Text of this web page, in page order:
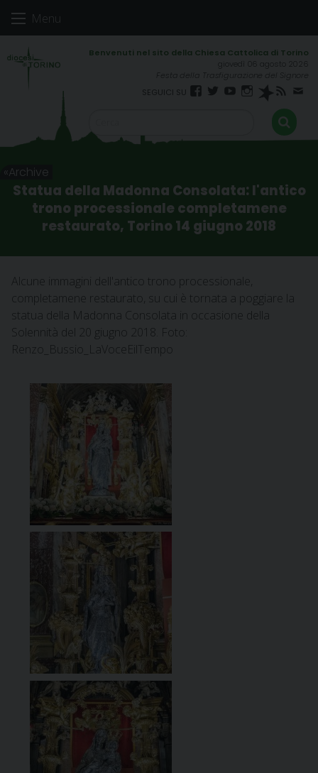
Menu
giovedì 06 agosto 2026
Festa della Trasfigurazione del Signore
Facebook
TwitterYouTube
Instagram
Spreaker
RSS
FEED
Archive
Statua della Madonna Consolata: l'antico
trono processionale completamene
restaurato, Torino 14 giugno 2018
Alcune immagini dell'antico trono processionale,
completamene restaurato, su cui è tornata a poggiare la
statua della Madonna Consolata in occasione della
Solennità del 20 giugno 2018. Foto:
Renzo_Bussio_LaVoceEilTempo